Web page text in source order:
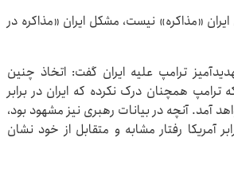
«مذاکره» نیست، مشکل ایران «مذاکره در
ترامپ علیه ایران گفت: اتخاذ چنین
همچنان درک نکرده که ایران در برابر
آمد. آنچه در بیانات رهبری نیز مشهود بود،
آمریکا رفتار مشابه ‌و متقابل از خود نشان